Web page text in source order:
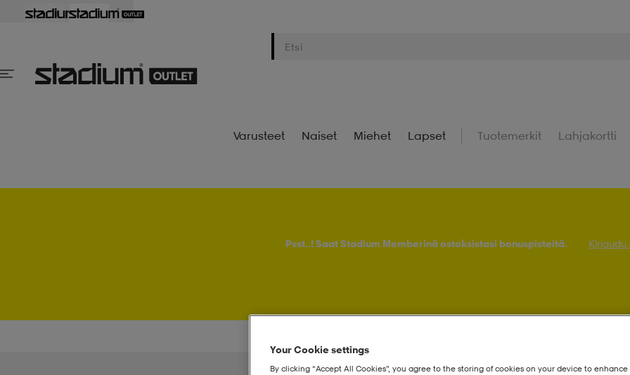
Varusteet Naiset Miehet Lapset Tuotemerkit Lahjakortti
Psst..! Saat Stadium Memberinä ostoksistasi bonuspisteitä. Kirjaudu
Your Cookie settings
By clicking “Accept All Cookies”, you agree to the storing of cookies on your device to enhance